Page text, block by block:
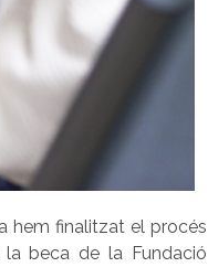
hem finalitzat el procés
beca de la Fundació